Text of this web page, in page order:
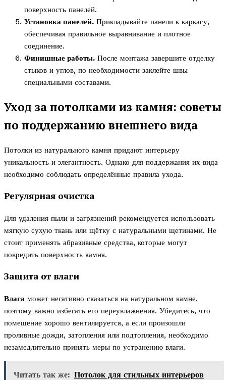
поверхность панелей.
Установка панелей. Прикладывайте панели к каркасу,
обеспечивая правильное выравнивание и плотное
соединение.
Финишные работы. После монтажа завершите отделку
стыков и углов, по необходимости заклейте швы
специальными составами.
Уход за потолками из камня: советы
по поддержанию внешнего вида
Потолки из натурального камня придают интерьеру
уникальность и элегантность. Однако для поддержания их вида
необходимо соблюдать определённые правила ухода.
Регулярная очистка
Для удаления пыли и загрязнений рекомендуется использовать
мягкую сухую ткань или щётку с натуральными щетинами. Не
стоит применять абразивные средства, которые могут
повредить поверхность камня.
Защита от влаги
Влага может негативно сказаться на натуральном камне,
поэтому важно избегать его переувлажнения. Убедитесь, что
помещение хорошо вентилируется, а если произошли
проливные дожди, затопления или подтопления, необходимо
незамедлительно принять меры по устранению влаги.
Читать так же: Потолок для стильных интерьеров